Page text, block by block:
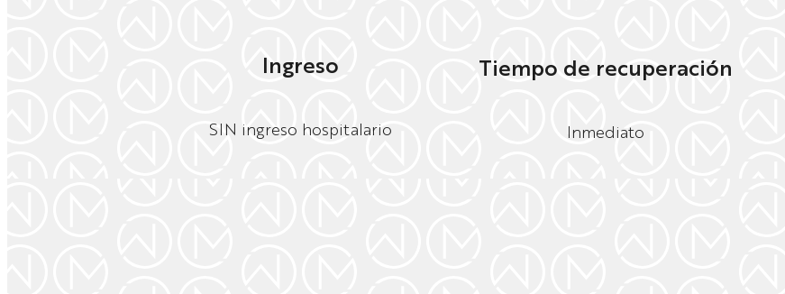
Ingreso
SIN ingreso hospitalario
Tiempo de recuperación
Inmediato